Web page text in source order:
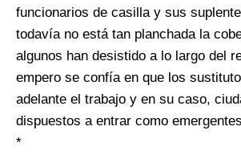
funcionarios de casilla y sus
todavía no está tan planchada la
algunos han desistido a lo largo del
empero se confía en que los
adelante el trabajo y en su caso,
dispuestos a entrar como
*